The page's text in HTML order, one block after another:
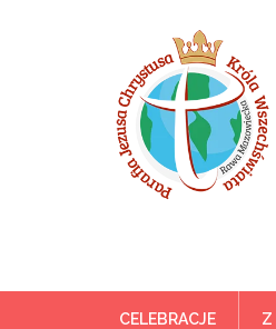
Parafia
CELEBRACJE Z